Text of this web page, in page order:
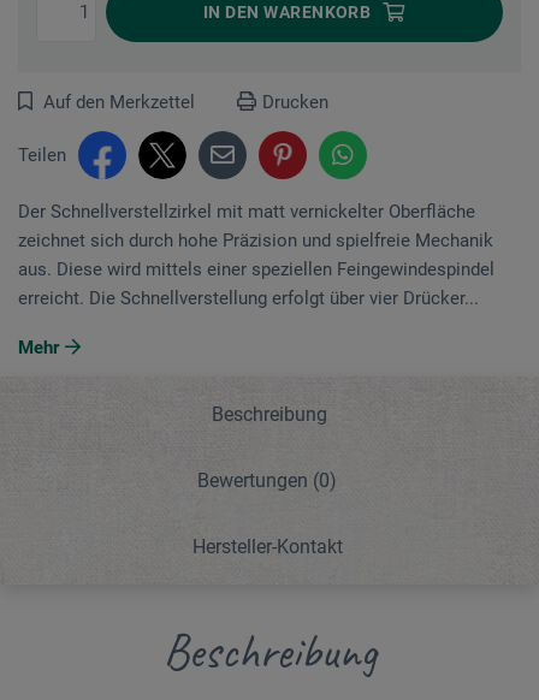
IN DEN WARENKORB
Auf den Merkzettel Drucken
Teilen
Der Schnellverstellzirkel mit matt vernickelter Oberfläche
zeichnet sich durch hohe Präzision und spielfreie Mechanik
aus. Diese wird mittels einer speziellen Feingewindespindel
erreicht. Die Schnellverstellung erfolgt über vier Drücker...
Mehr
Beschreibung
Bewertungen (0)
Hersteller-Kontakt
Beschreibung